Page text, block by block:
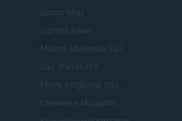
Scoop Mag
Lgbtqia News
Motors Magazine 365
Day Travel 365
Home Magazine 365
Cineverse Magazine